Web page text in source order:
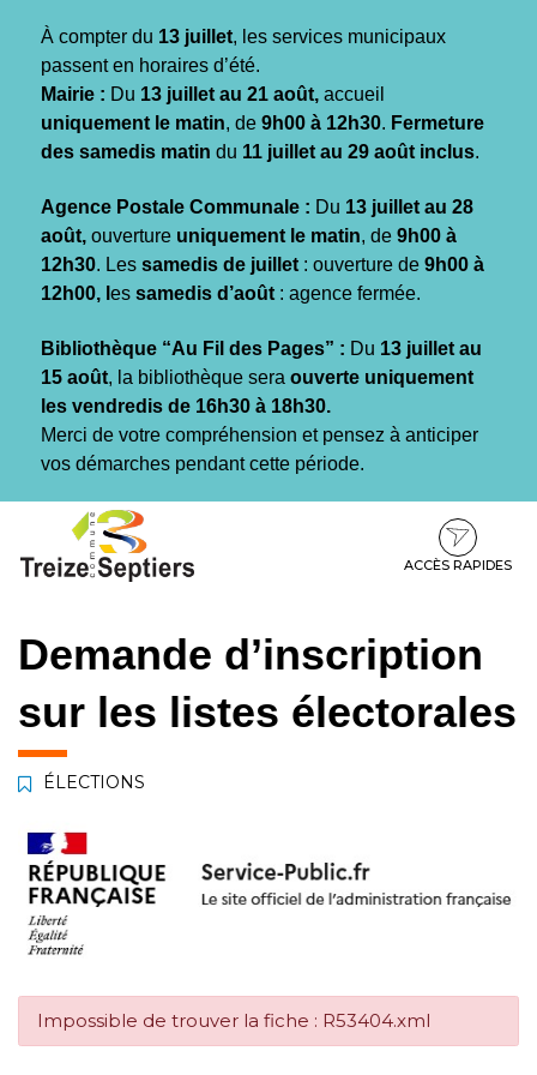
À compter du 13 juillet, les services municipaux
passent en horaires d’été.
Mairie : Du 13 juillet au 21 août, accueil
uniquement le matin, de 9h00 à 12h30. Fermeture
des samedis matin du 11 juillet au 29 août inclus.
Agence Postale Communale : Du 13 juillet au 28
août, ouverture uniquement le matin, de 9h00 à
12h30. Les samedis de juillet : ouverture de 9h00 à
12h00, l es samedis d’août : agence fermée.
Bibliothèque “Au Fil des Pages” : Du 13 juillet au
15 août, la bibliothèque sera ouverte uniquement
les vendredis de 16h30 à 18h30.
Merci de votre compréhension et pensez à anticiper
vos démarches pendant cette période.
contenu
pied
ACCÈS RAPIDES
Demande d’inscription
sur les listes électorales
ÉLECTIONS
Impossible de trouver la fiche : R53404.xml